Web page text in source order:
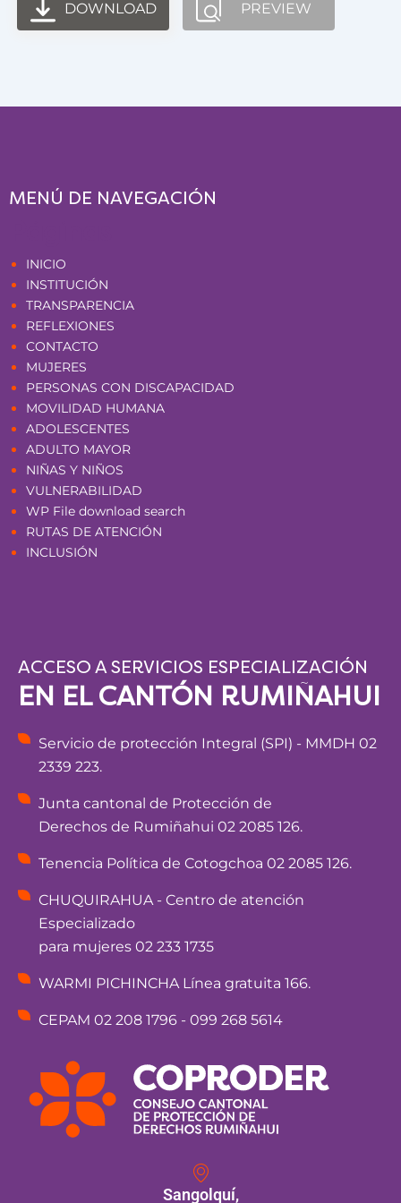
DOWNLOAD PREVIEW
MENÚ DE NAVEGACIÓN
INICIO
INSTITUCIÓN
TRANSPARENCIA
REFLEXIONES
CONTACTO
MUJERES
PERSONAS CON DISCAPACIDAD
MOVILIDAD HUMANA
ADOLESCENTES
ADULTO MAYOR
NIÑAS Y NIÑOS
VULNERABILIDAD
WP File download search
RUTAS DE ATENCIÓN
INCLUSIÓN
ACCESO A SERVICIOS ESPECIALIZACIÓN
EN EL CANTÓN RUMIÑAHUI
Servicio de protección Integral (SPI) - MMDH 02
2339 223.
Junta cantonal de Protección de
Derechos de Rumiñahui 02 2085 126.
Tenencia Política de Cotogchoa 02 2085 126.
CHUQUIRAHUA - Centro de atención
Especializado
para mujeres 02 233 1735
WARMI PICHINCHA Línea gratuita 166.
CEPAM 02 208 1796 - 099 268 5614
Sangolquí,